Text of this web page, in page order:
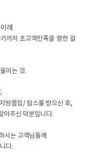
례
까지 초고객만족을 향한 걸
이는 것.
방흡입/ 람스를 받으신 후,
아주신 덕분입니다.
시는 고객님들께
다.